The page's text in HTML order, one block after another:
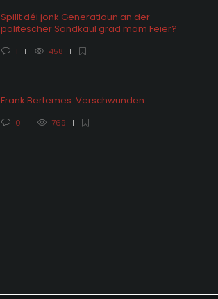
Spillt déi jonk Generatioun an der
politescher Sandkaul grad mam Feier?
1 458
Frank Bertemes: Verschwunden….
0 769